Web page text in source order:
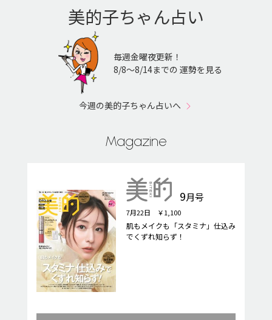
美的子ちゃん占い
毎週金曜夜更新！
8/8〜8/14までの 運勢を見る
今週の美的子ちゃん占いへ
Magazine
9月号
7月22日 ￥1,100
肌もメイクも「スタミナ」仕込み
でくずれ知らず！